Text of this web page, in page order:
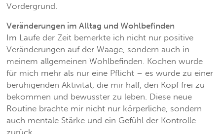
Vordergrund.
Veränderungen im Alltag und Wohlbefinden
Im Laufe der Zeit bemerkte ich nicht nur positive
Veränderungen auf der Waage, sondern auch in
meinem allgemeinen Wohlbefinden. Kochen wurde
für mich mehr als nur eine Pflicht – es wurde zu einer
beruhigenden Aktivität, die mir half, den Kopf frei zu
bekommen und bewusster zu leben. Diese neue
Routine brachte mir nicht nur körperliche, sondern
auch mentale Stärke und ein Gefühl der Kontrolle
zurück.